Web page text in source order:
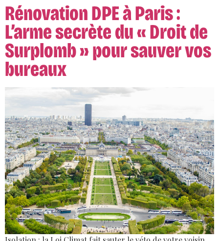
Rénovation DPE à Paris :
L’arme secrète du « Droit de
Surplomb » pour sauver vos
bureaux